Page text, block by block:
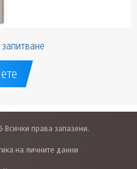
Всички права запазени.
на личните данни